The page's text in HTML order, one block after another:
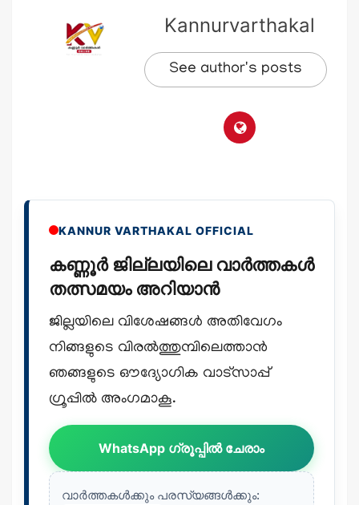
Kannurvarthakal
See author's posts
KANNUR VARTHAKAL OFFICIAL
കണ്ണൂർ ജില്ലയിലെ വാർത്തകൾ
തത്സമയം അറിയാൻ
ജില്ലയിലെ വിശേഷങ്ങൾ അതിവേഗം
നിങ്ങളുടെ വിരൽത്തുമ്പിലെത്താൻ
ഞങ്ങളുടെ ഔദ്യോഗിക വാട്സാപ്പ്
ഗ്രൂപ്പിൽ അംഗമാകൂ.
WhatsApp ഗ്രൂപ്പിൽ ചേരാം
വാർത്തകൾക്കും പരസ്യങ്ങൾക്കും: